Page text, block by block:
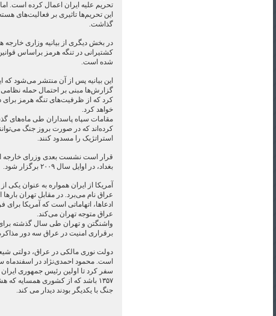
تحریم علیه ایران اعمال کرده است.
این تحریم‌ها تاثیری بر فعالیت‌های
گذاشت.
در بخش دیگری از بیانیه وزاری
کشتیرانی در تنگه هرمز براساس
شده است.
این بیانیه پس از آن منتشر می‌شود که
گزارش‌ها مبنی بر احتمال حمله نظامی
کرد که از ظرفیت‌های تنگه هرمز برای
خواهد کرد.
مقامات سپاه پاسداران طی ماه‌های
کرده‌اند که در صورت بروز جنگ
استراتژیک را مسدود ‌کنند.
قرار است نشست بعدی وزرای خارجه
بغداد، در اوایل سال ۲۰۰۹ برگزار شود.
آمریکا از ایران همواره به عنوان یکی
عراق نام می‌برد. در مقابل تهران بارها
ادعاها، اتهاماتی است که آمریکا برای
عراق متوجه تهران می‌کند.
واشنگتن و تهران طی سال گذشته
برقراری امنیت در عراق سه دور مذاکره
دولت نوری مالکی در عراق، دولتی
است. محمود احمدی‌نژاد در اسفندماه
سفر کرد تا اولین رئیس جمهوری
۱۳۵۷ باشد که از کشوری همسایه
جنگ با یکدیگر بودند دیدار می کند.